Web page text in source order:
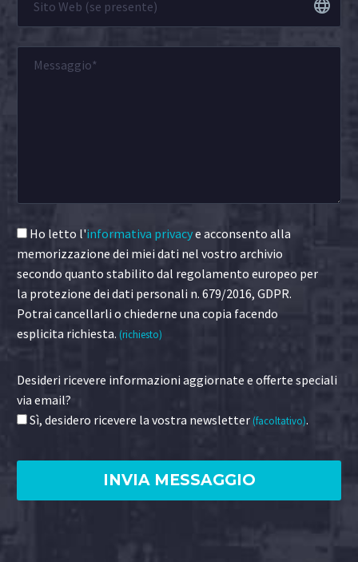
Ho letto l'informativa privacye acconsento alla
memorizzazione dei miei dati nel vostro archivio
secondo quanto stabilito dal regolamento europeo per
la protezione dei dati personali n. 679/2016, GDPR.
Potrai cancellarli o chiederne una copia facendo
esplicita richiesta. (richiesto)
Desideri ricevere informazioni aggiornate e offerte speciali
via email?
Sì, desidero ricevere la vostra newsletter(facoltativo).